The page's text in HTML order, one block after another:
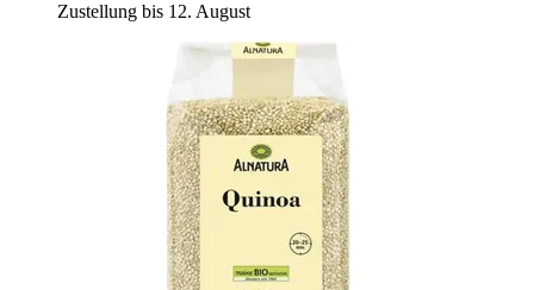
Zustellung bis 12. August